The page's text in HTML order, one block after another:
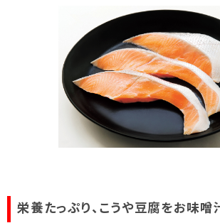
栄養たっぷり、こうや豆腐をお味噌